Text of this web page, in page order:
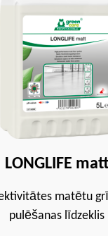
LONGLIFE
matētu
pulēšanas līdzeklis